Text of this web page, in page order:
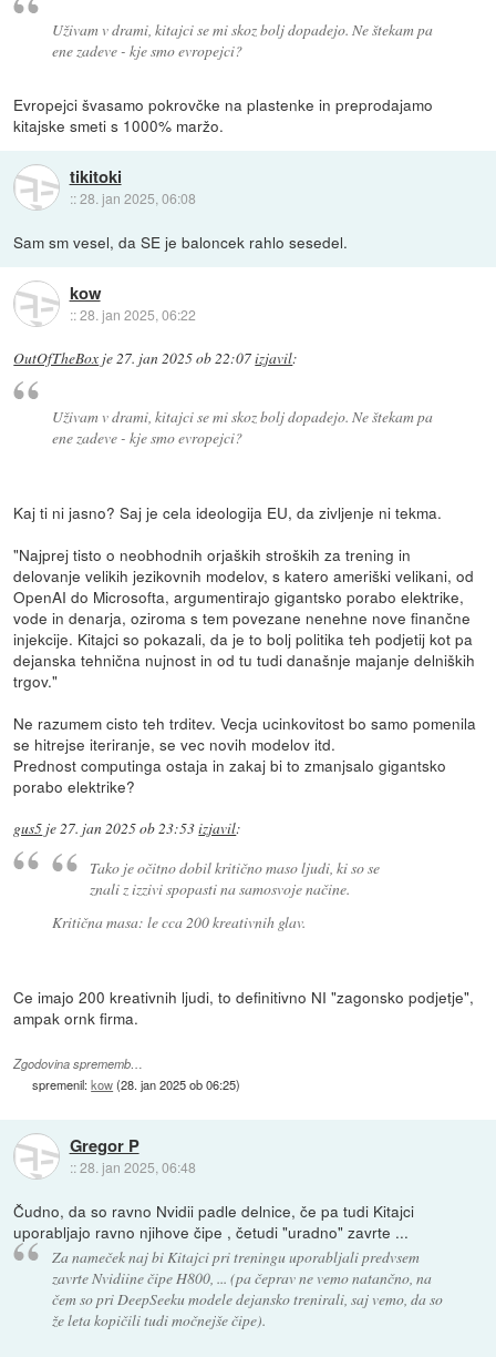
Uživam v drami, kitajci se mi skoz bolj dopadejo. Ne štekam pa
ene zadeve - kje smo evropejci?
Evropejci švasamo pokrovčke na plastenke in preprodajamo
kitajske smeti s 1000% maržo.
tikitoki
::28. jan 2025, 06:08
Sam sm vesel, da SE je baloncek rahlo sesedel.
kow
::28. jan 2025, 06:22
OutOfTheBox je27. jan 2025 ob 22:07izjavil:
Uživam v drami, kitajci se mi skoz bolj dopadejo. Ne štekam pa
ene zadeve - kje smo evropejci?
Kaj ti ni jasno? Saj je cela ideologija EU, da zivljenje ni tekma.
"Najprej tisto o neobhodnih orjaških stroških za trening in
delovanje velikih jezikovnih modelov, s katero ameriški velikani, od
OpenAI do Microsofta, argumentirajo gigantsko porabo elektrike,
vode in denarja, oziroma s tem povezane nenehne nove finančne
injekcije. Kitajci so pokazali, da je to bolj politika teh podjetij kot pa
dejanska tehnična nujnost in od tu tudi današnje majanje delniških
trgov."
Ne razumem cisto teh trditev. Vecja ucinkovitost bo samo pomenila
se hitrejse iteriranje, se vec novih modelov itd.
Prednost computinga ostaja in zakaj bi to zmanjsalo gigantsko
porabo elektrike?
gus5 je27. jan 2025 ob 23:53izjavil:
Tako je očitno dobil kritično maso ljudi, ki so se
znali z izzivi spopasti na samosvoje načine.
Kritična masa: le cca 200 kreativnih glav.
Ce imajo 200 kreativnih ljudi, to definitivno NI "zagonsko podjetje",
ampak ornk firma.
Zgodovina sprememb…
spremenil:kow(28. jan 2025 ob 06:25)
Gregor P
::28. jan 2025, 06:48
Čudno, da so ravno Nvidii padle delnice, če pa tudi Kitajci
uporabljajo ravno njihove čipe , četudi "uradno" zavrte ...
Za nameček naj bi Kitajci pri treningu uporabljali predvsem
zavrte Nvidiine čipe H800, ... (pa čeprav ne vemo natančno, na
čem so pri DeepSeeku modele dejansko trenirali, saj vemo, da so
že leta kopičili tudi močnejše čipe).